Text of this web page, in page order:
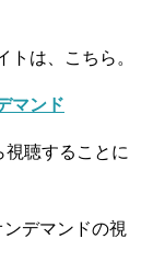
は、こちら。
マンド
視聴することに
ンデマンドの視